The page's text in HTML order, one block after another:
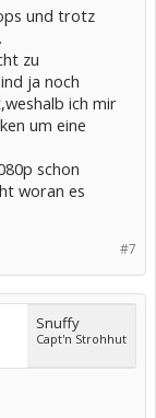
und trotz
zu
ja noch
ich mir
um eine
schon
woran es
#7
Snuffy
Capt'n Strohhut